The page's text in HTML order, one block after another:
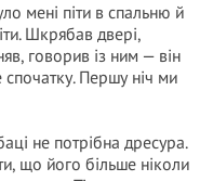
мені піти в спальню й
Шкрябав двері,
говорив із ним — він
Першу ніч ми
не потрібна дресура.
що його більше ніколи